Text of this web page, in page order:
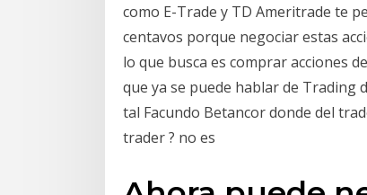
como E-Trade y TD Ameritrade te
centavos porque negociar estas
lo que busca es comprar acciones
que ya se puede hablar de Trading
tal Facundo Betancor donde del
trader ? no es